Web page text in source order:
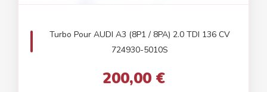
Turbo Pour AUDI A3 (8P1 / 8PA) 2.0 TDI 136 CV
724930-5010S
200,00 €